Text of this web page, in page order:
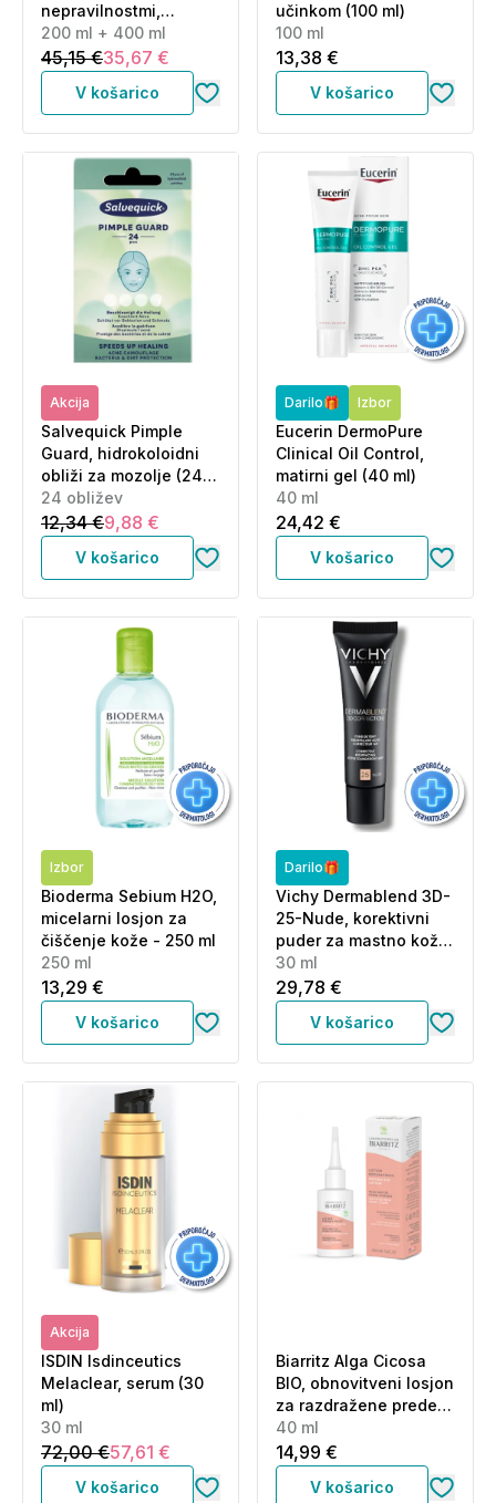
nepravilnostmi,
izsušeno s tretmaji (40
ml + 200 ml)
200 ml + 400 ml
45,15 €35,67 €
V košarico
učinkom (100 ml)
100 ml
13,38 €
V košarico
Akcija
Salvequick Pimple
Guard, hidrokoloidni
obliži za mozolje (24
kosov)
24 obližev
12,34 €9,88 €
V košarico
Darilo🎁 Izbor
Eucerin DermoPure
Clinical Oil Control,
matirni gel (40 ml)
40 ml
24,42 €
V košarico
Izbor
Bioderma Sebium H2O,
micelarni losjon za
čiščenje kože - 250 ml
250 ml
13,29 €
V košarico
Darilo🎁
Vichy Dermablend 3D-
25-Nude, korektivni
puder za mastno kožo,
nagnjeno k aknam (30
ml)
30 ml
29,78 €
V košarico
Akcija
ISDIN Isdinceutics
Melaclear, serum (30
ml)
30 ml
72,00 €57,61 €
V košarico
Biarritz Alga Cicosa
BIO, obnovitveni losjon
za razdražene predele
kože (40 ml)
40 ml
14,99 €
V košarico